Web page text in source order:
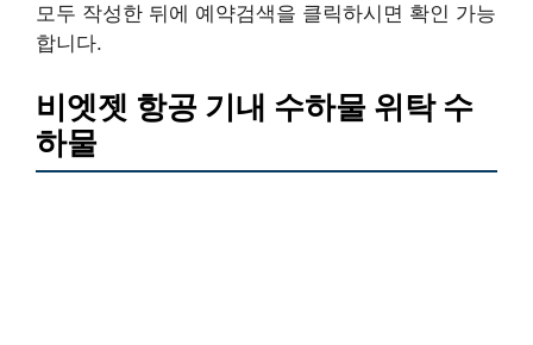
모두 작성한 뒤에 예약검색을 클릭하시면 확인 가능
합니다.
비엣젯 항공 기내 수하물 위탁 수
하물